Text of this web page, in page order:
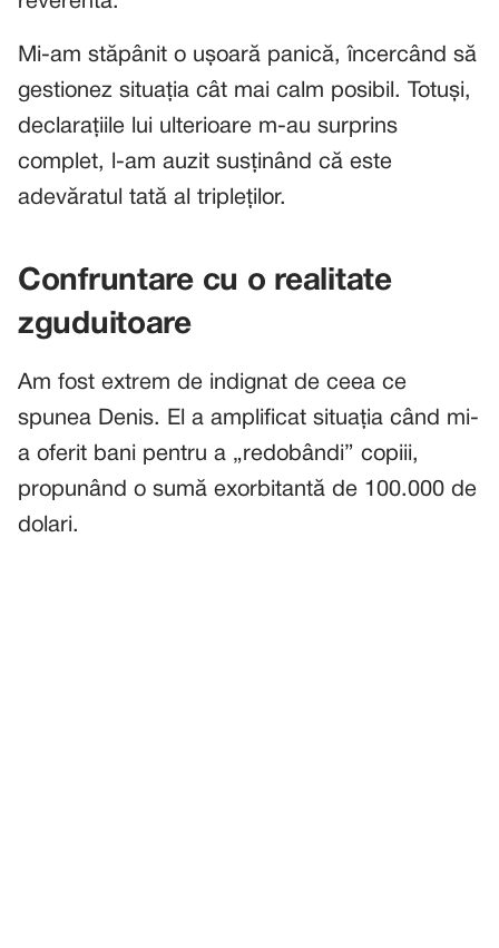
Mi-am stăpânit o ușoară panică, încercând să
gestionez situația cât mai calm posibil. Totuși,
declarațiile lui ulterioare m-au surprins
complet, l-am auzit susținând că este
adevăratul tată al tripleților.
Confruntare cu o realitate
zguduitoare
Am fost extrem de indignat de ceea ce
spunea Denis. El a amplificat situația când mi-
a oferit bani pentru a „redobândi” copiii,
propunând o sumă exorbitantă de 100.000 de
dolari.